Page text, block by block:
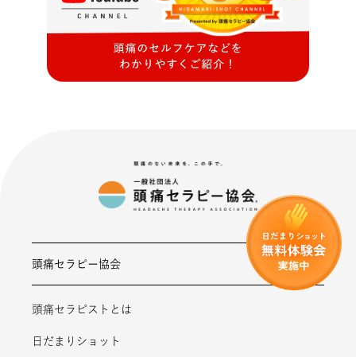
頭痛セラピー協会
頭痛セラピストとは
日だまりショット